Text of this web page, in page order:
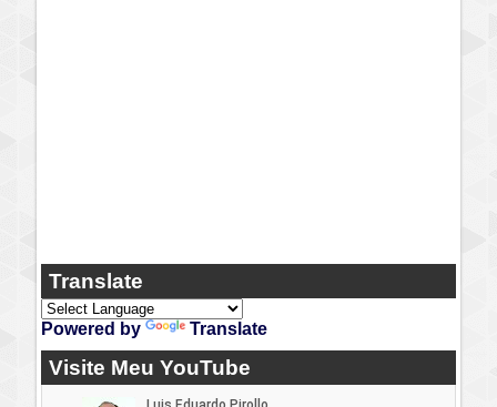
Translate
Powered by Translate
Visite Meu YouTube